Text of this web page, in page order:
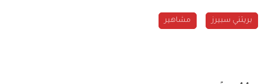
بريتني سبيرز مشاهير